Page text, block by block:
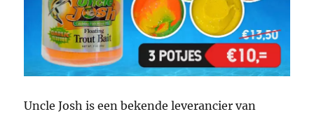
Uncle Josh is een bekende leverancier van